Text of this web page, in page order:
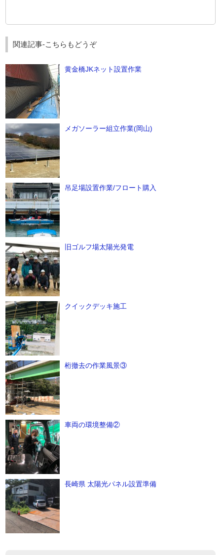
関連記事-こちらもどうぞ
黄金橋JKネット設置作業
メガソーラー組立作業(岡山)
吊足場設置作業/フロート購入
旧ゴルフ場太陽光発電
クイックデッキ施工
桁撤去の作業風景③
車両の環境整備②
長崎県 太陽光パネル設置準備